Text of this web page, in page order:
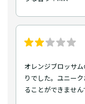
オレンジブロッサ
りでした。ユニー
ることができません